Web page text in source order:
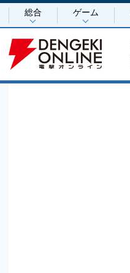
総合 ゲーム